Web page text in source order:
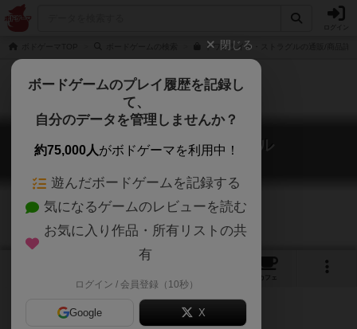
トワイライト・ストラグルの通販/商品詳
トワイライト・ストラグル
Twilight Struggle
カフェ
閉じる
ボードゲームのプレイ履歴を記録し
て、
自分のデータを管理しませんか？
約75,000人がボドゲーマを利用中！
遊んだボードゲームを記録する
気になるゲームのレビューを読む
お気に入り作品・所有リストの共
有
ログイン / 会員登録（10秒）
Google X